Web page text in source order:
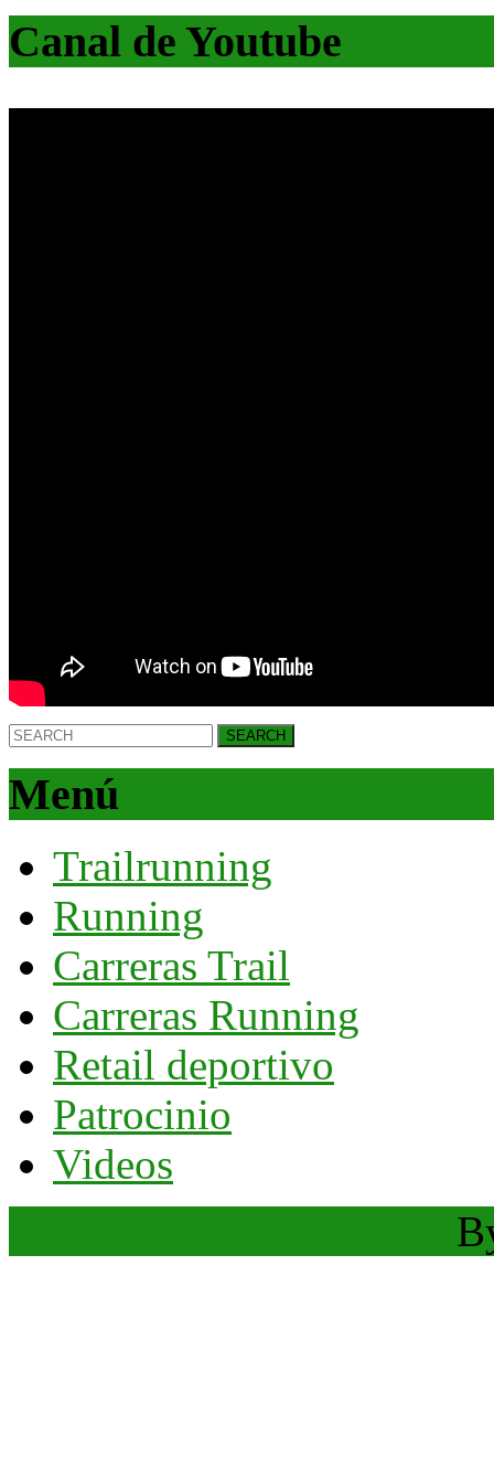
Canal de Youtube
Search
for:
Menú
Trailrunning
Running
Carreras Trail
Carreras Running
Retail deportivo
Patrocinio
Videos